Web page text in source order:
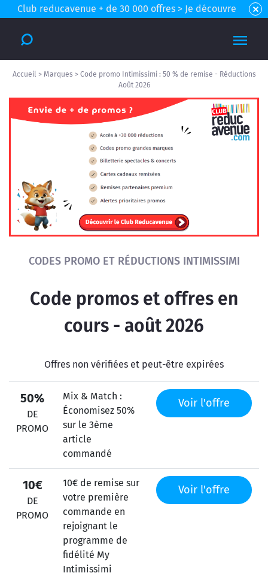
Club reducavenue + de 30 000 offres > Je découvre
Accueil > Marques > Code promo Intimissimi : 50 % de remise - Réductions
Août 2026
CODES PROMO ET RÉDUCTIONS INTIMISSIMI
Code promos et offres en
cours - août 2026
Offres non vérifiées et peut-être expirées
50%
DE
PROMO
Mix & Match :
Économisez 50%
sur le 3ème
article
commandé
Voir l'offre
10€
DE
PROMO
10€ de remise sur
votre première
commande en
rejoignant le
programme de
fidélité My
Intimissimi
Voir l'offre